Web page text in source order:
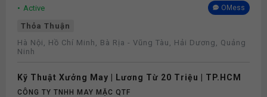
Active OMess
Thỏa Thuận
Hà Nội, Hồ Chí Minh, Bà Rịa - Vũng Tàu, Hải Dương, Quảng
Ninh
Kỹ Thuật Xưởng May | Lương Từ 20 Triệu | TP.HCM
CÔNG TY TNHH MAY MẶC QTF